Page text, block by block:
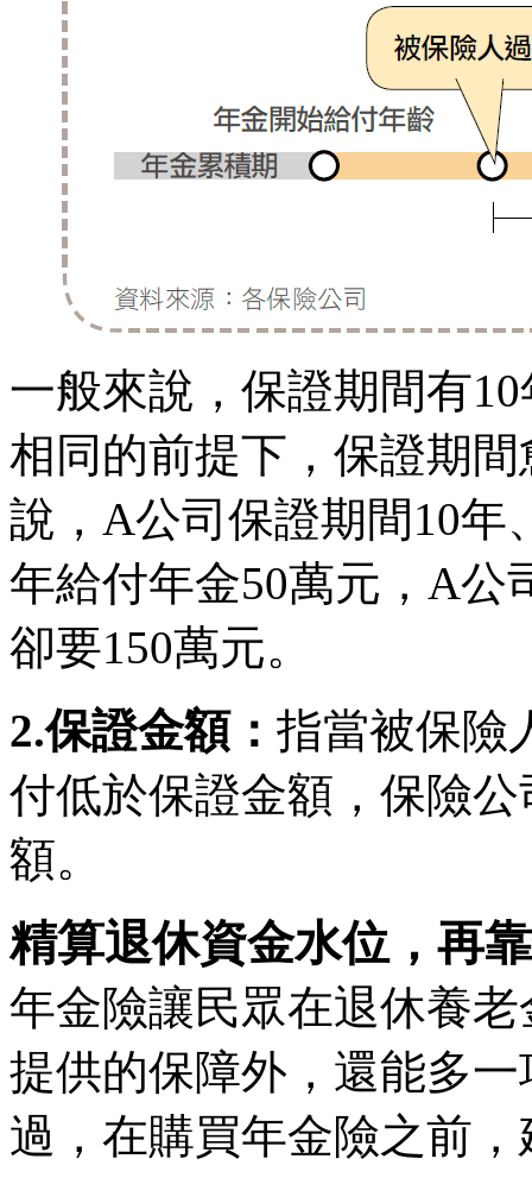
一般來說，保證期間有
相同的前提下，保證期
說，A公司保證期間10年
年給付年金50萬元，A公
卻要150萬元。
2.保證金額： 指當被保險
付低於保證金額，保險
額。
精算退休資金水位，再
年金險讓民眾在退休養
提供的保障外，還能多
過，在購買年金險之前